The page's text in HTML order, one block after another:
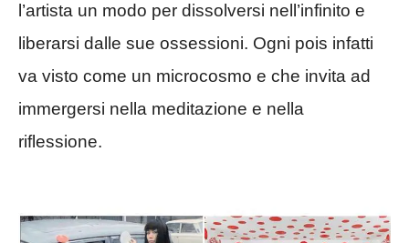
l’artista un modo per dissolversi nell’infinito e
liberarsi dalle sue ossessioni. Ogni pois infatti
va visto come un microcosmo e che invita ad
immergersi nella meditazione e nella
riflessione.